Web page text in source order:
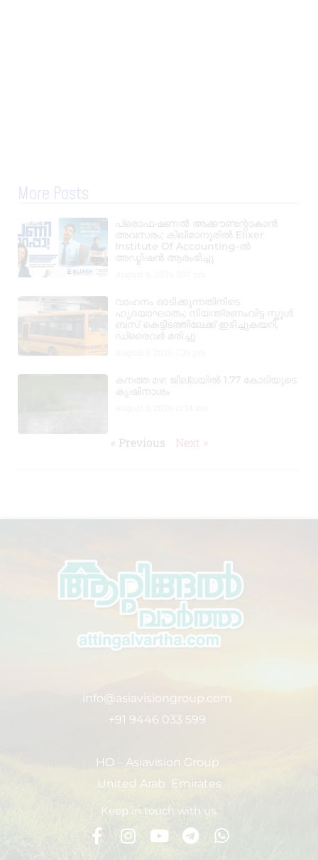
More Posts
പ്രൊഫഷണൽ അക്കൗണ്ടന്റാകാൻ
അവസരം; കിലിമാനൂരിൽ Elixer
Institute Of Accounting-ൽ
അഡ്മിഷൻ ആരംഭിച്ചു
വാഹനം ഓടിക്കുന്നതിനിടെ
ഹൃദയാഘാതം; നിയന്ത്രണംവിട്ട സ്കൂൾ
ബസ് കെട്ടിടത്തിലേക്ക് ഇടിച്ചുകയറി,
ഡ്രൈവർ മരിച്ചു
കനത്ത മഴ: ജില്ലയിൽ 1.77 കോടിയുടെ
കൃഷിനാശം
« Previous Next »
info@asiavisiongroup.com
+91 9446 033 599
HO – Asiavision Group
United Arab Emirates
Keep in touch with us.